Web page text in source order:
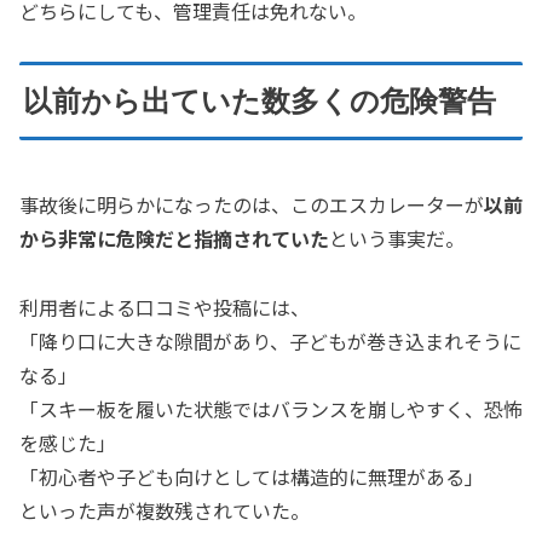
どちらにしても、管理責任は免れない。
以前から出ていた数多くの危険警告
事故後に明らかになったのは、このエスカレーターが以前
から非常に危険だと指摘されていたという事実だ。
利用者による口コミや投稿には、
「降り口に大きな隙間があり、子どもが巻き込まれそうに
なる」
「スキー板を履いた状態ではバランスを崩しやすく、恐怖
を感じた」
「初心者や子ども向けとしては構造的に無理がある」
といった声が複数残されていた。